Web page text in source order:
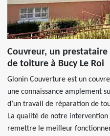
Couvreur, un
de toiture à Bucy Le Roi
Glonin Couverture est un
une connaissance amplement
d’un travail de réparation de
La qualité de notre
remettre le meilleur